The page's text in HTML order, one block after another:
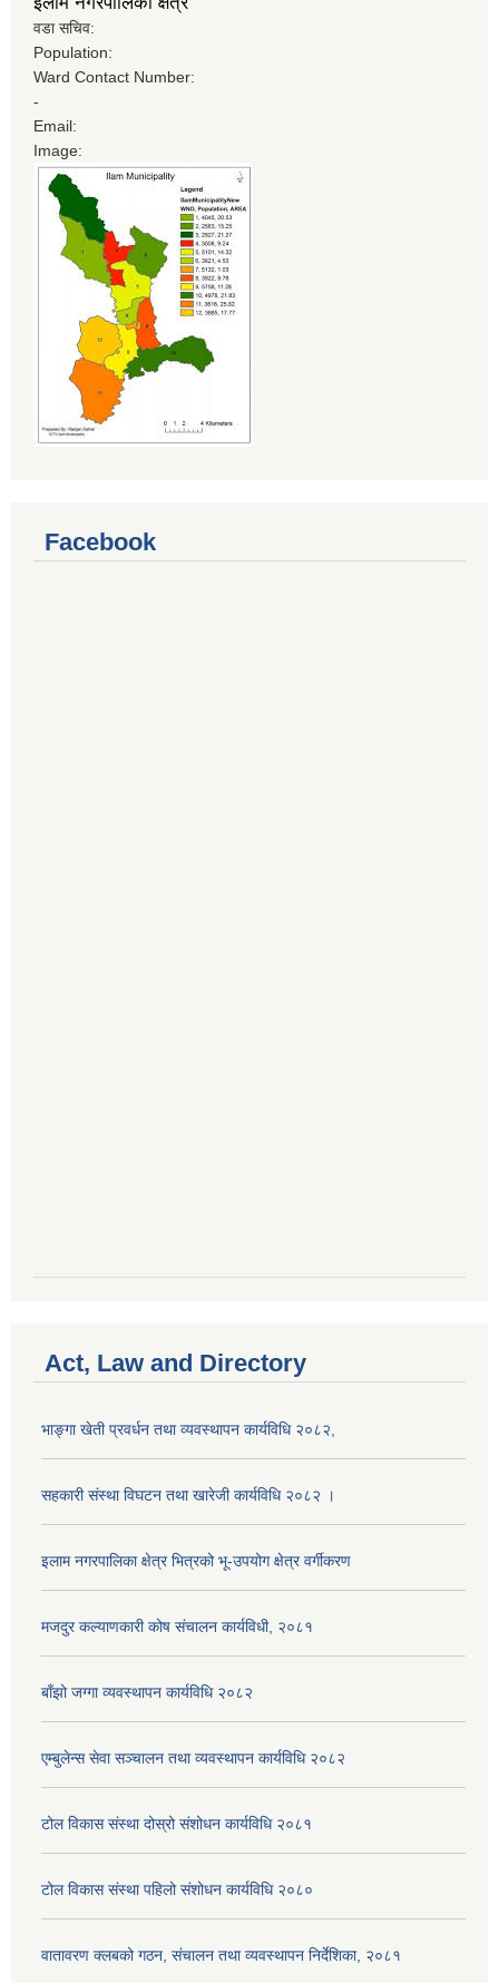
वडा सचिव:
Population:
Ward Contact Number:
-
Email:
Image:
Facebook
Act, Law and Directory
भाङ्गा खेती प्रवर्धन तथा व्यवस्थापन कार्यविधि २०८२,
सहकारी संस्था विघटन तथा खारेजी कार्यविधि २०८२ ।
इलाम नगरपालिका क्षेत्र भित्रको भू-उपयोग क्षेत्र वर्गीकरण
मजदुर कल्याणकारी कोष संचालन कार्यविधी, २०८१
बाँझो जग्गा व्यवस्थापन कार्यविधि २०८२
एम्बुलेन्स सेवा सञ्चालन तथा व्यवस्थापन कार्यविधि २०८२
टोल विकास संस्था दोस्रो संशोधन कार्यविधि २०८१
टोल विकास संस्था पहिलो संशोधन कार्यविधि २०८०
वातावरण क्लबको गठन, संचालन तथा व्यवस्थापन निर्देशिका, २०८१